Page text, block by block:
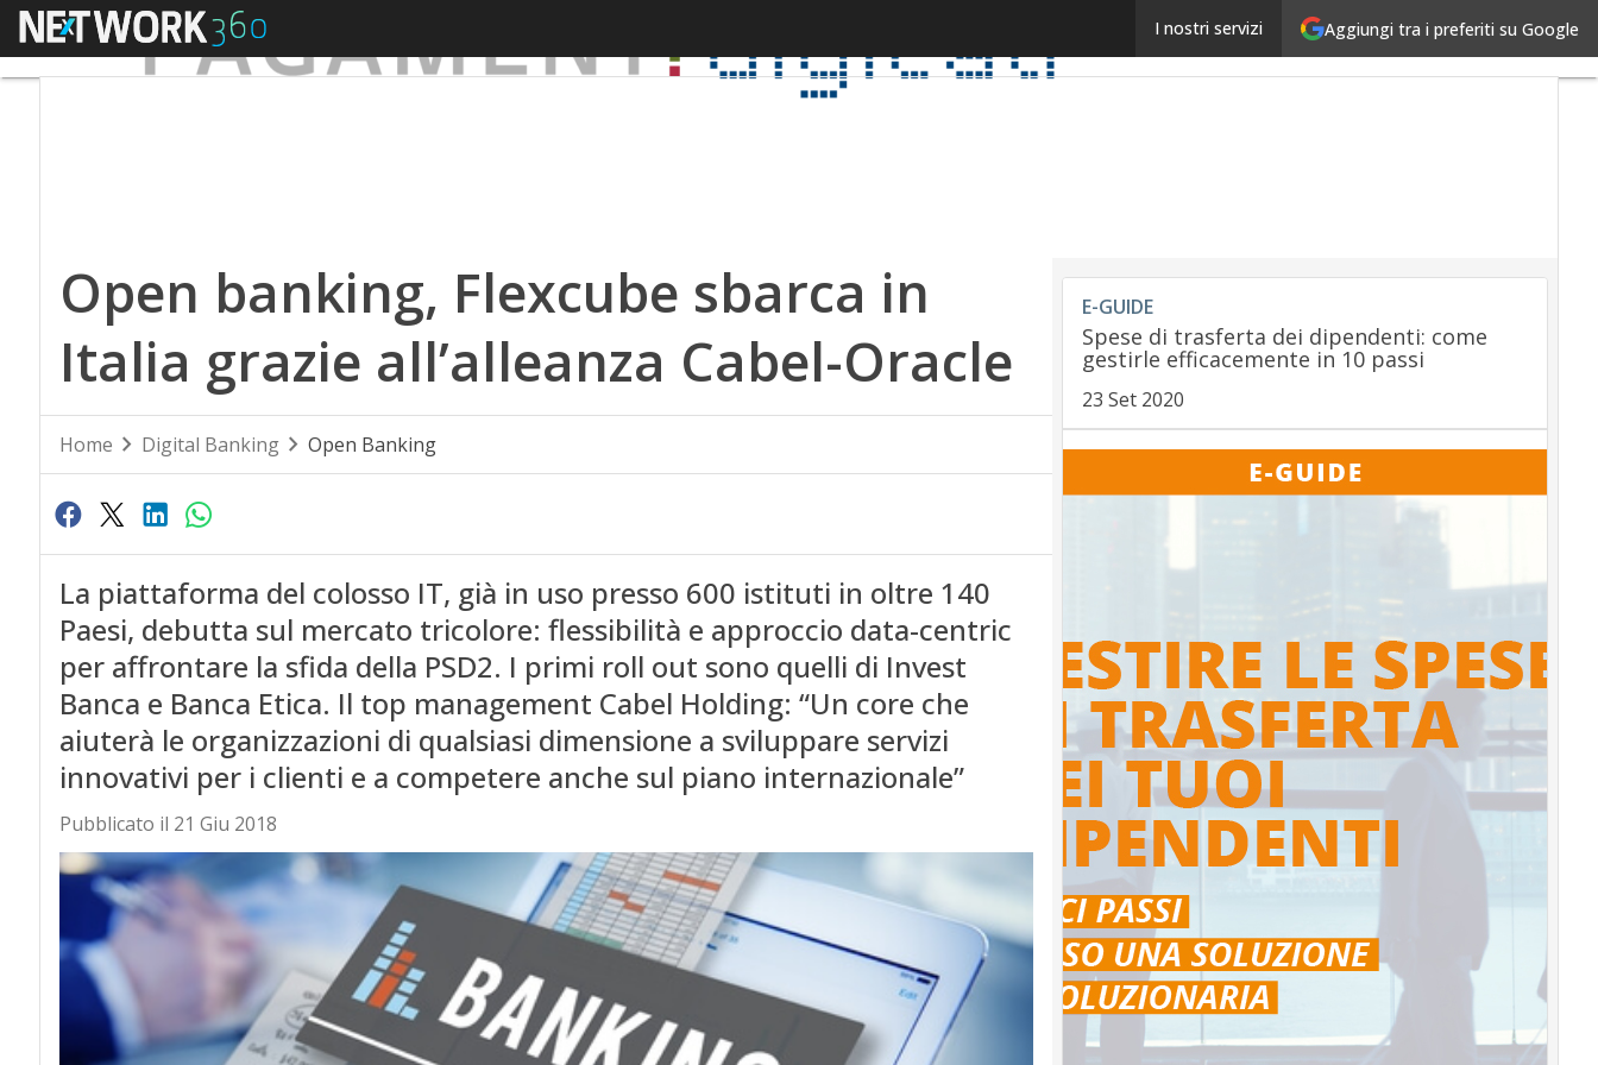
Aggiungi tra i preferiti su Google
I nostri servizi
Menu Open banking, Flexcube sbarca in Italia grazie
Open banking, Flexcube sbarca in
Italia grazie all’alleanza Cabel-Oracle
Home Digital Banking Open Banking
La piattaforma del colosso IT, già in uso presso 600 istituti in oltre 140
Paesi, debutta sul mercato tricolore: flessibilità e approccio data-centric
per affrontare la sfida della PSD2. I primi roll out sono quelli di Invest
Banca e Banca Etica. Il top management Cabel Holding: “Un core che
aiuterà le organizzazioni di qualsiasi dimensione a sviluppare servizi
innovativi per i clienti e a competere anche sul piano internazionale”
Pubblicato il 21 Giu 2018
E-GUIDE
Spese di trasferta dei dipendenti: come
gestirle efficacemente in 10 passi
23 Set 2020